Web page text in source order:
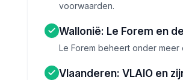
voorwaarden.
Wallonië: Le Forem en
Le Forem beheert onder meer
Vlaanderen: VLAIO en